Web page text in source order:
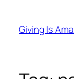
content
Giving Is